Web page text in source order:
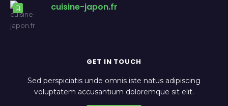
cuisine-japon.fr
GET IN TOUCH
Sed perspiciatis unde omnis iste natus adipiscing
voluptatem accusantium doloremque sit elit.